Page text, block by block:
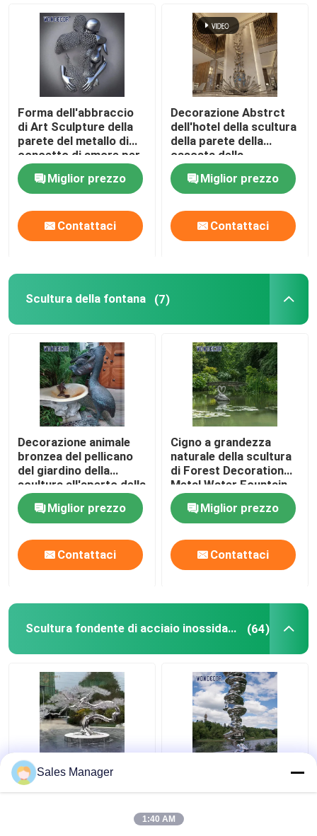
Forma dell'abbraccio
di Art Sculpture della
parete del metallo di
concetto di amore per
la decorazione di
InterorMiglior prezzo
Contattaci
Decorazione Abstrct
dell'hotel della scultura
della parete della
cascata della
lucidatura
Miglior prezzo
Contattaci
Scultura della fontana (7)
Decorazione animale
bronzea del pellicano
del giardino della
scultura all'aperto della
fontana
Miglior prezzo
Contattaci
Cigno a grandezza
naturale della scultura
di Forest Decoration
Metal Water Fountain
Miglior prezzo
Contattaci
Scultura fondente di acciaio inossidabile (64)
Scultura fondente
d'argento 150cm del
colata del Rockery
Sales Manager
1:40 AM